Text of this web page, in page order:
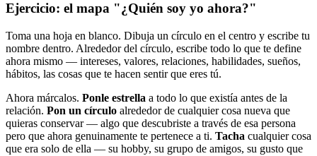
Ejercicio: el mapa "¿Quién soy yo ahora?"
Toma una hoja en blanco. Dibuja un círculo en el centro y escribe tu
nombre dentro. Alrededor del círculo, escribe todo lo que te define
ahora mismo — intereses, valores, relaciones, habilidades, sueños,
hábitos, las cosas que te hacen sentir que eres tú.
Ahora márcalos. Ponle estrella a todo lo que existía antes de la
relación. Pon un círculo alrededor de cualquier cosa nueva que
quieras conservar — algo que descubriste a través de esa persona
pero que ahora genuinamente te pertenece a ti. Tacha cualquier cosa
que era solo de ella — su hobby, su grupo de amigos, su gusto que